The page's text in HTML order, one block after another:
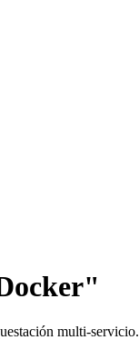
multi-servicio.